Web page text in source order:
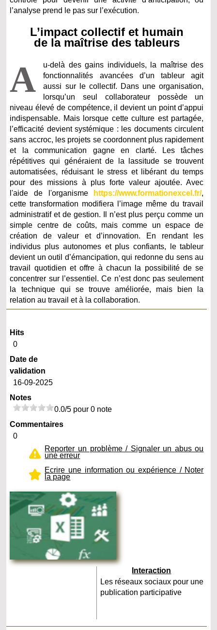
l’analyse prend le pas sur l’exécution.
L’impact collectif et humain
de la maîtrise des tableurs
A
u-delà des gains individuels, la maîtrise des
fonctionnalités avancées d’un tableur agit
aussi sur le collectif. Dans une organisation,
lorsqu’un seul collaborateur possède un
niveau élevé de compétence, il devient un point d’appui
indispensable. Mais lorsque cette culture est partagée,
l’efficacité devient systémique : les documents circulent
sans accroc, les projets se coordonnent plus rapidement
et la communication gagne en clarté. Les tâches
répétitives qui généraient de la lassitude se trouvent
automatisées, réduisant le stress et libérant du temps
pour des missions à plus forte valeur ajoutée. Avec
l'aide de l'organisme
https://www.formationexcel.fr/,
cette transformation modifiera l’image même du travail
administratif et de gestion. Il n’est plus perçu comme un
simple centre de coûts, mais comme un espace de
création de valeur et d’innovation. En rendant les
individus plus autonomes et plus confiants, le tableur
devient un outil d’émancipation, qui redonne du sens au
travail quotidien et offre à chacun la possibilité de se
concentrer sur l’essentiel. Ce n’est donc pas seulement
la technique qui se trouve améliorée, mais bien la
relation au travail et à la collaboration.
Hits
0
Date de
validation
16-09-2025
Notes
0.0/5 pour 0 note
Commentaires
0
Reporter un problème / Signaler un abus ou
une erreur
Ecrire une information ou expérience / Noter
la page
Interaction
Les réseaux sociaux pour une
publication participative